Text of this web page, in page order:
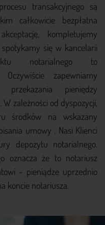
transakcyjnego są
całkowicie bezpłatna
kompletujemy
się w kancelarii
notarialnego to
zapewniamy
pieniędzy
zależności od dyspozycji,
środków na wskazany
umowy . Nasi Klienci
depozytu notarialnego.
oznacza że to notariusz
- pieniądze uprzednio
koncie notariusza.